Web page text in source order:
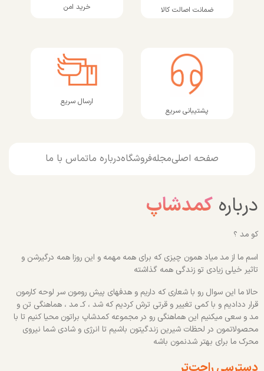
ضمانت اصالت کالا خرید امن
پشتیبانی سریع
ارسال سریع
صفحه اصلیمجلهفروشگاهدرباره ماتماس با ما
درباره کمدشاپ
کو مد ؟
اسم ما از مد میاد همون چیزی که برای همه مهمه و این روزا همه درگیرشن و
تاثیر خیلی زیادی تو زندگی همه گذاشته
حالا ما این سوال رو با شعاری که داریم و هدفهای پیش رومون سر لوحه کارمون
قرار ددادیم و با کمی تغییر و قرتی ترش کردیم که شد ، کـ مد ، هماهنگی تن و
مد و سعی میکنیم این هماهنگی رو در مجموعه کمدشاپ براتون محیا کنیم تا با
محصولاتمون در لحظات شیرین زندگیتون باشیم تا انرژی و شادی شما نیروی
محرک ما برای بهتر شدنمون باشه